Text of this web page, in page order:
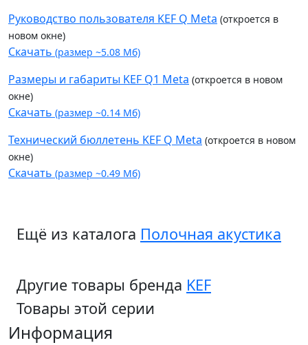
Руководство пользователя KEF Q Meta (откроется в
новом окне)
Скачать (размер ~5.08 Мб)
Размеры и габариты KEF Q1 Meta (откроется в новом
окне)
Скачать (размер ~0.14 Мб)
Технический бюллетень KEF Q Meta (откроется в новом
окне)
Скачать (размер ~0.49 Мб)
Ещё из каталога Полочная акустика
Другие товары бренда KEF
Товары этой серии
Информация